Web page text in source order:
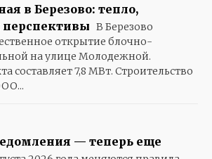
в Березово: тепло,
перспективы В Березово
открытие блочно-
на улице Молодежной.
составляет 7,8 МВт. Строительство
— теперь еще